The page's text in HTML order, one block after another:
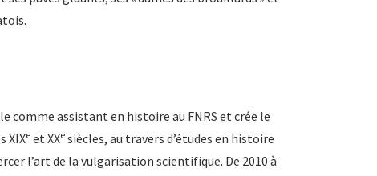
comme assistant en histoire au FNRS et crée le
XIXe et XXe siècles, au travers d’études en histoire
l’art de la vulgarisation scientifique. De 2010 à